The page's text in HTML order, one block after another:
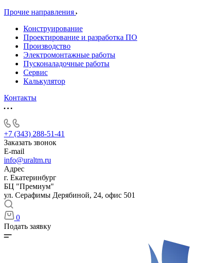
Прочие направления
Конструирование
Проектирование и разработка ПО
Производство
Электромонтажные работы
Пусконаладочные работы
Сервис
Калькулятор
Контакты
+7 (343) 288-51-41
Заказать звонок
E-mail
info@uraltm.ru
Адрес
г. Екатеринбург
БЦ "Премиум"
ул. Серафимы Дерябиной, 24, офис 501
0
Подать заявку